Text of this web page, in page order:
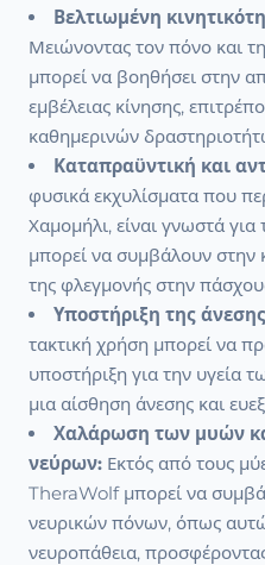
Βελτιωμένη
Μειώνοντας τον πόνο και
μπορεί να βοηθήσει στην
εμβέλειας κίνησης,
καθημερινών
Καταπραϋντική και
φυσικά εκχυλίσματα που
Χαμομήλι, είναι γνωστά για
μπορεί να συμβάλουν στην
της φλεγμονής στην
Υποστήριξη της
τακτική χρήση μπορεί να
υποστήριξη για την
μια αίσθηση άνεσης και
Χαλάρωση των μυών
νεύρων: Εκτός από τους
TheraWolf μπορεί να
νευρικών πόνων, όπως
νευροπάθεια,